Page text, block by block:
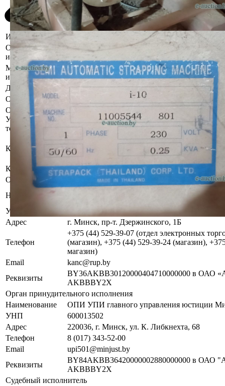
Информация о предмете торгов
Описание
имущества
Бывшее в употреблении. Комплектность и
проверялась.
Местоположение
имущества
Минская область, Логойский р-н, д. Жабичи
Должник
Общество с ограниченной
Обременения
Арест судебного исполнителя. Залог.
Осмотр объекта
Участник электронных торгов обязан до начала электронных
торгов ( п.2.4.3 Регламента)
Контактное лицо
Имущество оставлено судебным
хранителю.
За дополнительной информацией
Контакты
+375445293926
Организатор/оператор торгов
Наименование
Республиканское унитарное предприятие
УНП
192821149
Адрес
г. Минск, пр-т. Дзержинского, 1Б
Телефон
+375 (44) 529-39-07 (отдел электронных
(магазин), +375 (44) 529-39-24 (магазин),
магазин)
Email
kanc@rup.by
Реквизиты
BY36AKBB30120000404710000000 в ОАО
AKBBBY2X
Орган принудительного исполнения
Наименование
ОПИ УПИ главного управления юстиции
УНП
600013502
Адрес
220036, г. Минск, ул. К. Либкнехта, 68
Телефон
8 (017) 343-52-00
Email
upi501@minjust.by
Реквизиты
BY84AKBB36420000002880000000 в ОАО
AKBBBY2X
Судебный исполнитель